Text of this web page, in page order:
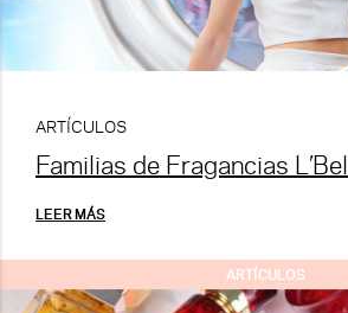
ARTÍCULOS
Familias de Fragancias L’Bel
LEER MÁS
ARTÍCULOS